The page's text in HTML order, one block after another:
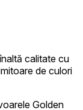
calitate cu
de culori
Golden